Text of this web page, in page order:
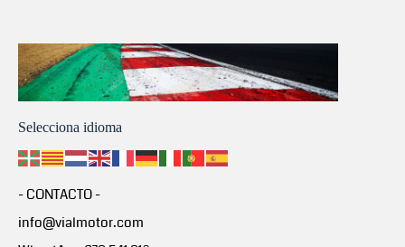
Selecciona idioma
- CONTACTO -
info@vialmotor.com